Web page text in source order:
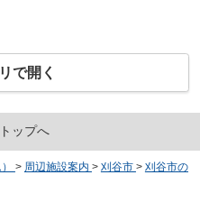
で開く
ップへ
> 周辺施設案内 > 刈谷市 > 刈谷市の